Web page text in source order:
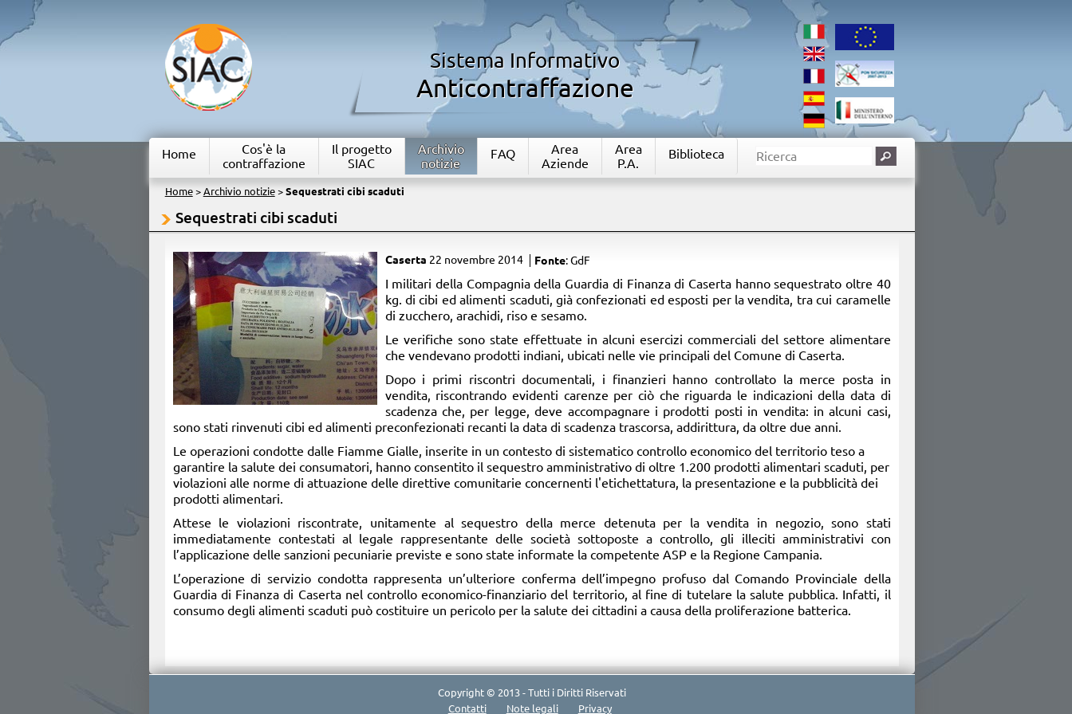
Sistema Informativo
Anticontraffazione
Home
Cos'è la
contraffazione
Il progetto
SIAC
Archivio
notizie
FAQ
Area
Aziende
Area
P.A.
Biblioteca
Home> Archivio notizie> Sequestrati cibi scaduti
Sequestrati cibi scaduti
Caserta 22 novembre 2014 Fonte: GdF
​I militari della Compagnia della Guardia di Finanza di Caserta hanno sequestrato oltre 40
kg. di cibi ed alimenti scaduti, già confezionati ed esposti per la vendita, tra cui caramelle
di zucchero, arachidi, riso e sesamo.
Le verifiche sono state effettuate in alcuni esercizi commerciali del settore alimentare
che vendevano prodotti indiani, ubicati nelle vie principali del Comune di Caserta.
Dopo i primi riscontri documentali, i finanzieri hanno controllato la merce posta in
vendita, riscontrando evidenti carenze per ciò che riguarda le indicazioni della data di
scadenza che, per legge, deve accompagnare i prodotti posti in vendita: in alcuni casi,
sono stati rinvenuti cibi ed alimenti preconfezionati recanti la data di scadenza trascorsa, addirittura, da oltre due anni.
Le operazioni condotte dalle Fiamme Gialle, inserite in un contesto di sistematico controllo economico del territorio teso a
garantire la salute dei consumatori, hanno consentito il sequestro amministrativo di oltre 1.200 prodotti alimentari scaduti, per
violazioni alle norme di attuazione delle direttive comunitarie concernenti l'etichettatura, la presentazione e la pubblicità dei
prodotti alimentari.
Attese le violazioni riscontrate, unitamente al sequestro della merce detenuta per la vendita in negozio, sono stati
immediatamente contestati al legale rappresentante delle società sottoposte a controllo, gli illeciti amministrativi con
l’applicazione delle sanzioni pecuniarie previste e sono state informate la competente ASP e la Regione Campania.
L’operazione di servizio condotta rappresenta un’ulteriore conferma dell’impegno profuso dal Comando Provinciale della
Guardia di Finanza di Caserta nel controllo economico-finanziario del territorio, al fine di tutelare la salute pubblica. Infatti, il
consumo degli alimenti scaduti può costituire un pericolo per la salute dei cittadini a causa della proliferazione batterica.
Copyright © 2013 - Tutti i Diritti Riservati
Contatti
Note legali Privacy